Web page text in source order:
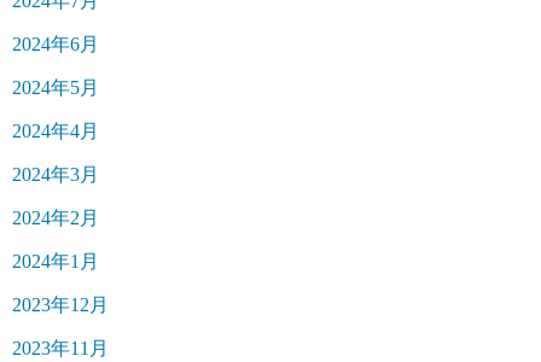
2024年6月
2024年5月
2024年4月
2024年3月
2024年2月
2024年1月
2023年12月
2023年11月